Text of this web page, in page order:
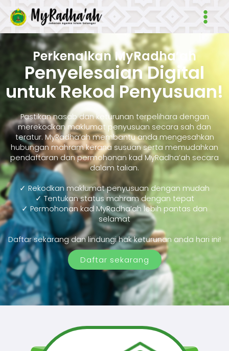
Main
Perkenalkan MyRadha’ah
Penyelesaian Digital
untuk Rekod Penyusuan!
Pastikan nasab dan keturunan terpelihara dengan
merekodkan maklumat penyusuan secara sah dan
teratur. MyRadha’ah membantu anda mengesahkan
hubungan mahram kerana susuan serta memudahkan
pendaftaran dan permohonan kad MyRadha’ah secara
dalam talian.
✓ Rekodkan maklumat penyusuan dengan mudah
✓ Tentukan status mahram dengan tepat
✓ Permohonan kad MyRadha’ah lebih pantas dan
selamat
Daftar sekarang dan lindungi hak keturunan anda hari ini!
Daftar sekarang